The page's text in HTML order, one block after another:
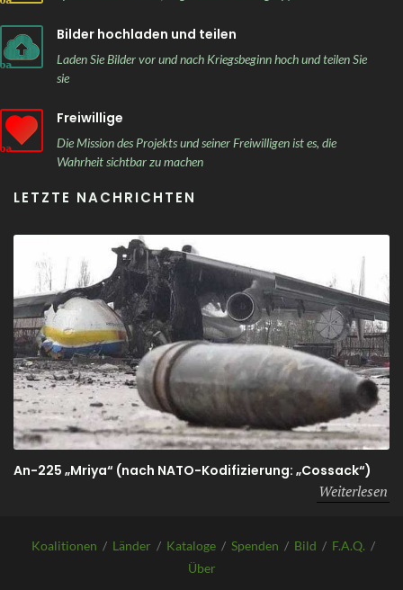
Bilder hochladen und teilen
Laden Sie Bilder vor und nach Kriegsbeginn hoch und teilen Sie
sie
Freiwillige
Die Mission des Projekts und seiner Freiwilligen ist es, die
Wahrheit sichtbar zu machen
LETZTE NACHRICHTEN
An-225 „Mriya“ (nach NATO-Kodifizierung: „Cossack“)
Weiterlesen
Koalitionen / Länder / Kataloge / Spenden / Bild / F.A.Q. /
Über